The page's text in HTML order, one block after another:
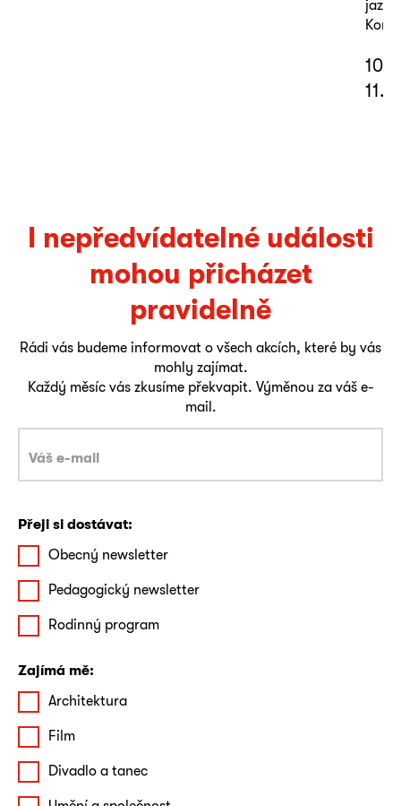
10.
11.
I nepředvídatelné události
mohou přicházet
pravidelně
Rádi vás budeme informovat o všech akcích, které by vás
mohly zajímat.
Každý měsíc vás zkusíme překvapit. Výměnou za váš e-
mail.
Přeji si dostávat:
Obecný newsletter
Pedagogický newsletter
Rodinný program
Zajímá mě:
Architektura
Film
Divadlo a tanec